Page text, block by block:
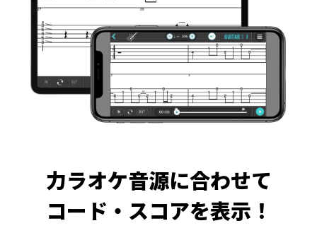
力ラオケ音源に合わせて
コード・スコアを表示！